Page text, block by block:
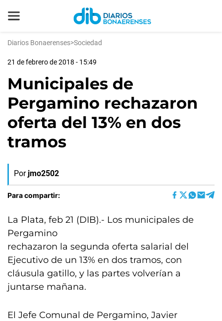
Diarios Bonaerenses>Sociedad
21 de febrero de 2018 - 15:49
Municipales de
Pergamino rechazaron
oferta del 13% en dos
tramos
Por jmo2502
Para compartir:
La Plata, feb 21 (DIB).- Los municipales de
Pergamino
rechazaron la segunda oferta salarial del
Ejecutivo de un 13% en dos tramos, con
cláusula gatillo, y las partes volverían a
juntarse mañana.
El Jefe Comunal de Pergamino, Javier